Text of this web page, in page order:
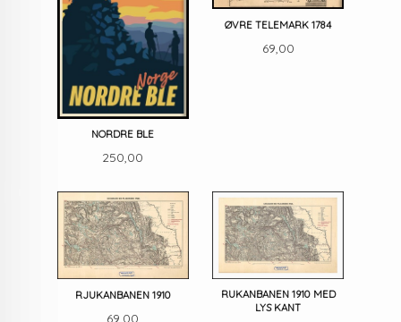
NORDRE BLE
Pris
250,00
ØVRE TELEMARK 1784
Pris
69,00
RJUKANBANEN 1910
Pris
69,00
RUKANBANEN 1910 MED
LYS KANT